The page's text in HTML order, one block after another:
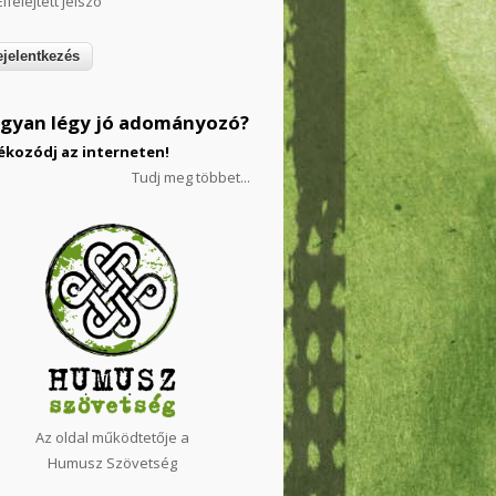
légy jó adományozó?
az interneten!
Tudj meg többet...
Az oldal működtetője a
Humusz Szövetség